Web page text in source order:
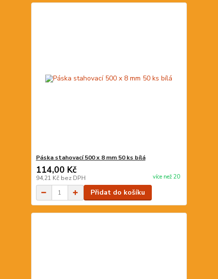
Páska stahovací 500 x 8 mm 50 ks bílá
114,00 Kč
94,21 Kč bez DPH více než 20
Přidat do košíku